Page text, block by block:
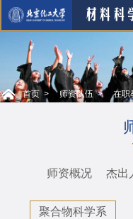
首页 师资队伍 在职
师资概况 杰出
聚合物科学系